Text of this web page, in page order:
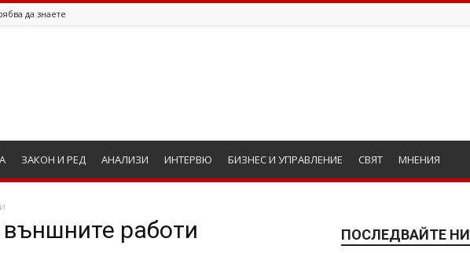
да знаете
ЗАКОН И РЕД АНАЛИЗИ ИНТЕРВЮ БИЗНЕС И УПРАВЛЕНИЕ СВЯТ МНЕНИЯ
работи ПОСЛЕДВАЙТЕ НИ